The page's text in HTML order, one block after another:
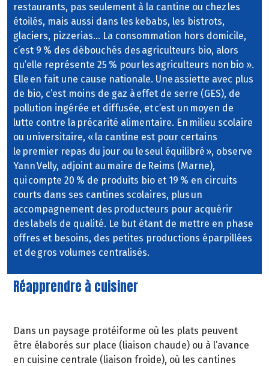
restaurants, pas seulement à la cantine ou chez les
étoilés, mais aussi dans les kebabs, les bistrots,
glaciers, pizzerias… La consommation hors domicile,
c’est 9 % des débouchés des agriculteurs bio, alors
qu’elle représente 25 % pour les agriculteurs non bio ».
Elle en fait une cause nationale. Une assiette avec plus
de bio, c’est moins de gaz à effet de serre (GES), de
pollution ingérée et diffusée, et c’est un moyen de
lutte contre la précarité alimentaire. En milieu scolaire
ou universitaire, « la cantine est pour certains
le premier repas du jour ou le seul équilibré », observe
Yann Velly, adjoint au maire de Reims (Marne),
qui compte 20 % de produits bio et 19 % en circuits
courts dans ses cantines scolaires, plus un
accompagnement des producteurs pour acquérir
des labels de qualité. Le but étant de mettre en phase
offres et besoins, des petites productions éparpillées
et de gros volumes centralisés.
Réapprendre à cuisiner
Dans un paysage protéiforme où les plats peuvent
être élaborés sur place (liaison chaude) ou à l’avance
en cuisine centrale (liaison froide), où les cantines